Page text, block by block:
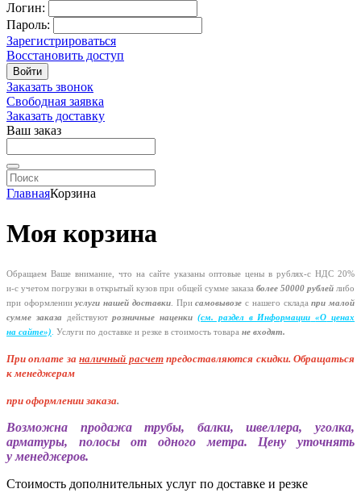
Логин:
Пароль:
Зарегистрироваться
Восстановить доступ
Войти
Заказать звонок
Свободная заявка
Заказать доставку
Ваш заказ
ГлавнаяКорзина
Моя корзина
Обращаем Ваше внимание, что на сайте указаны оптовые цены в рублях-с НДС 20%
и-с учетом погрузки в открытый кузов при общей сумме заказа более 50000 рублейлибо
при оформленииуслуги нашей доставки. Присамовывозе с нашего складапри малой
сумме заказа
действуютрозничные наценки (см. раздел в Информации «О ценах
на сайте»). Услуги по доставке и резке в стоимость товара не входят.
При оплате заналичный расчет предоставляются скидки. Обращаться
к менеджерам
при оформлении заказа.
Возможна продажа трубы, балки, швеллера, уголка,
арматуры, полосы от одного метра. Цену уточнять
у менеджеров.
Стоимость дополнительных услуг по доставке и резке